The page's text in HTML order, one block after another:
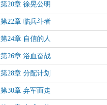
第20章 徐晃公明
第22章 临兵斗者
第24章 自信的人
第26章 浴血奋战
第28章 分配计划
第30章 弃军而走